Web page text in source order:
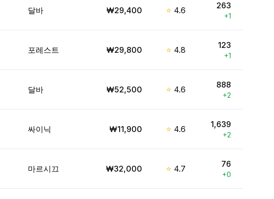
달바 ₩29,400 ⭐ 4.6 263
+1
포레스트 ₩29,800 ⭐ 4.8 123
+1
달바 ₩52,500 ⭐ 4.6 888
+2
싸이닉 ₩11,900 ⭐ 4.6 1,639
+2
마르시끄 ₩32,000 ⭐ 4.7 76
+0